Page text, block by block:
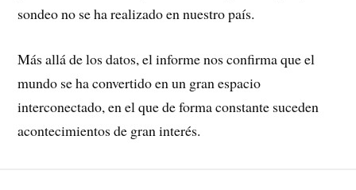
sondeo no se ha rea­lizado en nuestro país.
Más allá de los datos, el informe nos confirma que el
mundo se ha convertido en un gran espacio
interconectado, en el que de forma constante suceden
acon­tecimientos de gran interés.